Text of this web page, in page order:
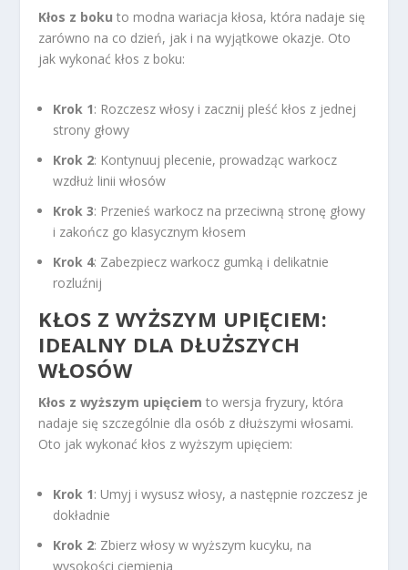
Kłos z boku to modna wariacja kłosa, która nadaje się
zarówno na co dzień, jak i na wyjątkowe okazje. Oto
jak wykonać kłos z boku:
Krok 1: Rozczesz włosy i zacznij pleść kłos z jednej
strony głowy
Krok 2: Kontynuuj plecenie, prowadząc warkocz
wzdłuż linii włosów
Krok 3: Przenieś warkocz na przeciwną stronę głowy
i zakończ go klasycznym kłosem
Krok 4: Zabezpiecz warkocz gumką i delikatnie
rozluźnij
KŁOS Z WYŻSZYM UPIĘCIEM:
IDEALNY DLA DŁUŻSZYCH
WŁOSÓW
Kłos z wyższym upięciem to wersja fryzury, która
nadaje się szczególnie dla osób z dłuższymi włosami.
Oto jak wykonać kłos z wyższym upięciem:
Krok 1: Umyj i wysusz włosy, a następnie rozczesz je
dokładnie
Krok 2: Zbierz włosy w wyższym kucyku, na
wysokości ciemienia